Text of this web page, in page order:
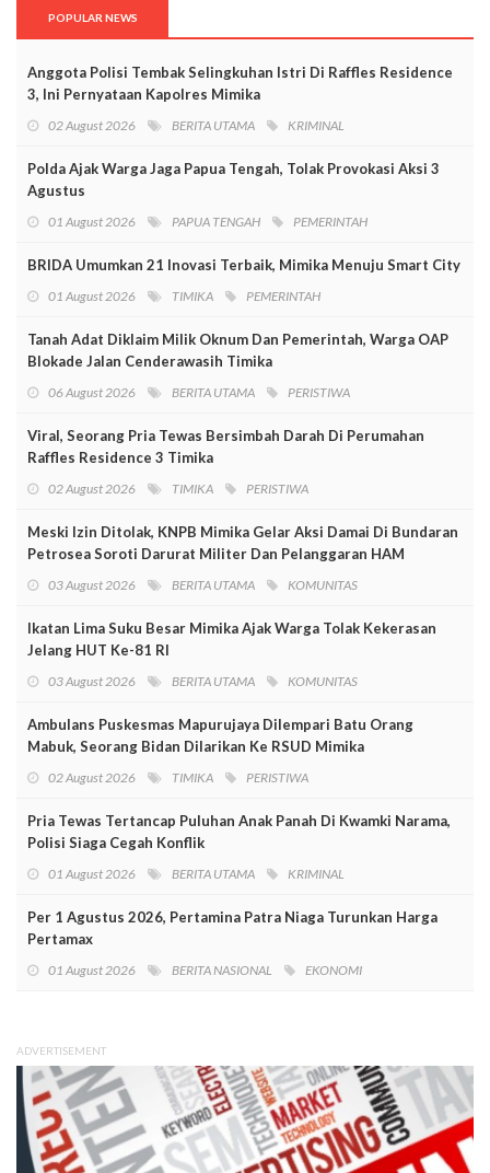
POPULAR NEWS
Anggota Polisi Tembak Selingkuhan Istri Di Raffles Residence
3, Ini Pernyataan Kapolres Mimika
02 August 2026 BERITA UTAMA KRIMINAL
Polda Ajak Warga Jaga Papua Tengah, Tolak Provokasi Aksi 3
Agustus
01 August 2026 PAPUA TENGAH PEMERINTAH
BRIDA Umumkan 21 Inovasi Terbaik, Mimika Menuju Smart City
01 August 2026 TIMIKA PEMERINTAH
Tanah Adat Diklaim Milik Oknum Dan Pemerintah, Warga OAP
Blokade Jalan Cenderawasih Timika
06 August 2026 BERITA UTAMA PERISTIWA
Viral, Seorang Pria Tewas Bersimbah Darah Di Perumahan
Raffles Residence 3 Timika
02 August 2026 TIMIKA PERISTIWA
Meski Izin Ditolak, KNPB Mimika Gelar Aksi Damai Di Bundaran
Petrosea Soroti Darurat Militer Dan Pelanggaran HAM
03 August 2026 BERITA UTAMA KOMUNITAS
Ikatan Lima Suku Besar Mimika Ajak Warga Tolak Kekerasan
Jelang HUT Ke-81 RI
03 August 2026 BERITA UTAMA KOMUNITAS
Ambulans Puskesmas Mapurujaya Dilempari Batu Orang
Mabuk, Seorang Bidan Dilarikan Ke RSUD Mimika
02 August 2026 TIMIKA PERISTIWA
Pria Tewas Tertancap Puluhan Anak Panah Di Kwamki Narama,
Polisi Siaga Cegah Konflik
01 August 2026 BERITA UTAMA KRIMINAL
Per 1 Agustus 2026, Pertamina Patra Niaga Turunkan Harga
Pertamax
01 August 2026 BERITA NASIONAL EKONOMI
ADVERTISEMENT